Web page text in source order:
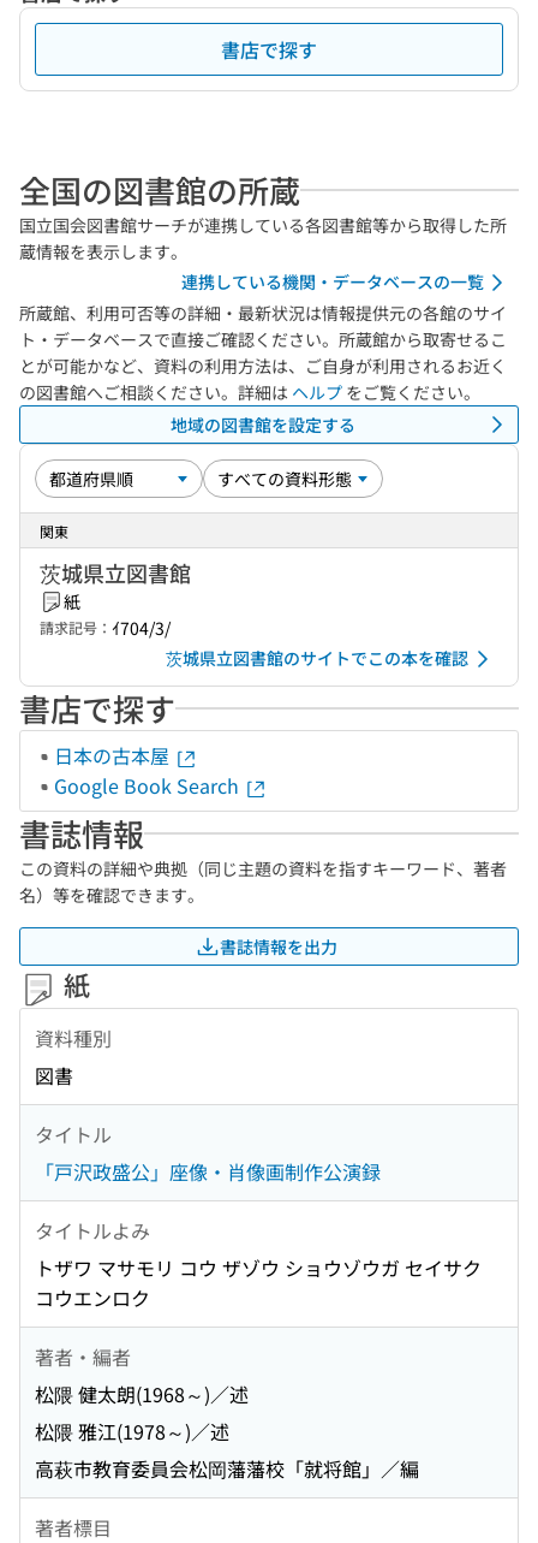
書店で探す
全国の図書館の所蔵
国立国会図書館サーチが連携している各図書館等から取得した所
蔵情報を表示します。
連携している機関・データベースの一覧
所蔵館、利用可否等の詳細・最新状況は情報提供元の各館のサイ
ト・データベースで直接ご確認ください。所蔵館から取寄せるこ
とが可能かなど、資料の利用方法は、ご自身が利用されるお近く
の図書館へご相談ください。詳細は ヘルプ をご覧ください。
地域の図書館を設定する
関東
茨城県立図書館
紙
請求記号： ｲ704/3/
茨城県立図書館のサイトでこの本を確認
書店で探す
日本の古本屋
Google Book Search
書誌情報
この資料の詳細や典拠（同じ主題の資料を指すキーワード、著者
名）等を確認できます。
書誌情報を出力
紙
資料種別
図書
タイトル
「戸沢政盛公」座像・肖像画制作公演録
タイトルよみ
トザワ マサモリ コウ ザゾウ ショウゾウガ セイサク
コウエンロク
著者・編者
松隈 健太朗(1968～)／述
松隈 雅江(1978～)／述
高萩市教育委員会松岡藩藩校「就将館」／編
著者標目